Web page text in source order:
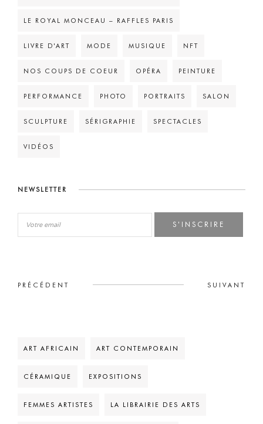
LE ROYAL MONCEAU – RAFFLES PARIS
LIVRE D'ART MODE MUSIQUE NFT
NOS COUPS DE COEUR OPÉRA PEINTURE
PERFORMANCE PHOTO PORTRAITS SALON
SCULPTURE SÉRIGRAPHIE SPECTACLES
VIDÉOS
NEWSLETTER
S'INSCRIRE
PRÉCÉDENT SUIVANT
ART AFRICAIN ART CONTEMPORAIN
CÉRAMIQUE EXPOSITIONS
FEMMES ARTISTES LA LIBRAIRIE DES ARTS